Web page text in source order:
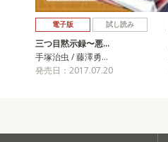
電子版 試し読み
三つ目黙示録〜悪…
手塚治虫 / 藤澤勇…
発売日：2017.07.20